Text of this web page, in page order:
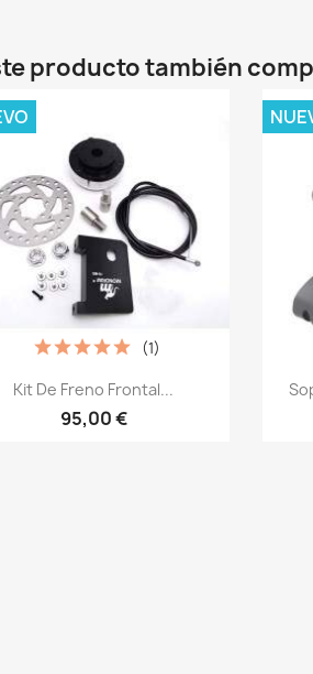
producto también
Vista rápida
Kit De Freno Frontal...
95,00 €
(1)